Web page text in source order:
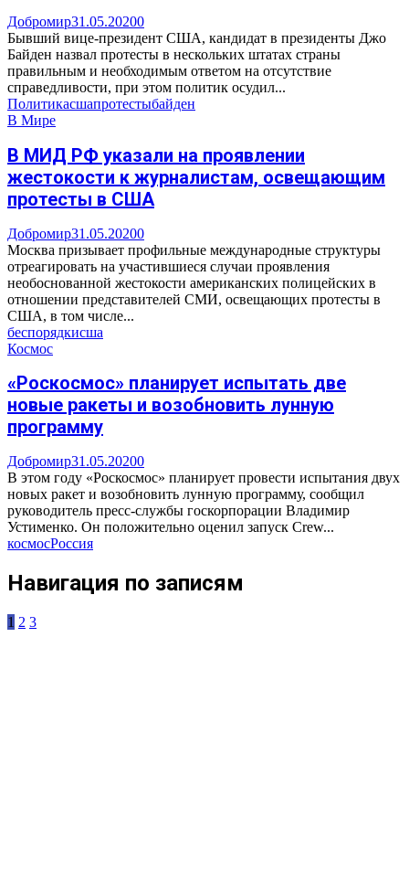
Добромир31.05.20200
Бывший вице-президент США, кандидат в президенты Джо
Байден назвал протесты в нескольких штатах страны
правильным и необходимым ответом на отсутствие
справедливости, при этом политик осудил...
Политикасшапротестыбайден
В Мире
В МИД РФ указали на проявлении
жестокости к журналистам, освещающим
протесты в США
Добромир31.05.20200
Москва призывает профильные международные структуры
отреагировать на участившиеся случаи проявления
необоснованной жестокости американских полицейских в
отношении представителей СМИ, освещающих протесты в
США, в том числе...
беспорядкисша
Космос
«Роскосмос» планирует испытать две
новые ракеты и возобновить лунную
программу
Добромир31.05.20200
В этом году «Роскосмос» планирует провести испытания двух
новых ракет и возобновить лунную программу, сообщил
руководитель пресс-службы госкорпорации Владимир
Устименко. Он положительно оценил запуск Crew...
космосРоссия
Навигация по записям
1 2 3